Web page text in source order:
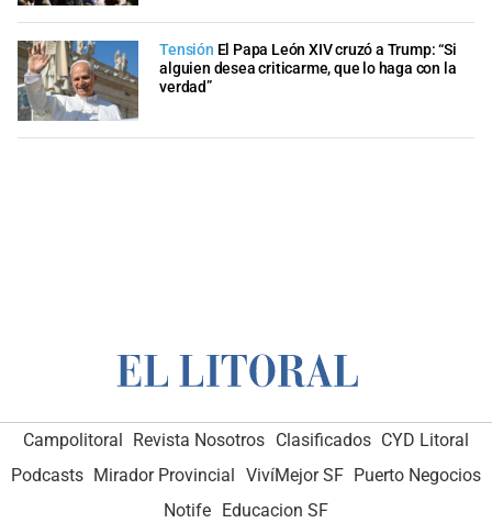
Tensión El Papa León XIV cruzó a Trump: “Si
alguien desea criticarme, que lo haga con la
verdad”
Campolitoral Revista Nosotros Clasificados CYD Litoral
Podcasts Mirador Provincial VivíMejor SF Puerto Negocios
Notife Educacion SF